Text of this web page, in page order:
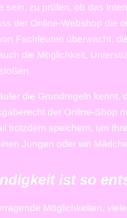
sein, zu prüfen, ob das
der Online-Webshop die
Fachleuten überwacht,
die Möglichkeit,
die Grundregeln
der Online-Shop
trotzdem speichern, um
Jungen oder ein
ist so
Möglichkeiten,